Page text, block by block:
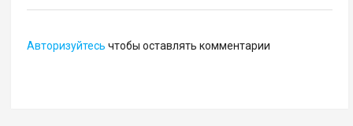
Авторизуйтесь чтобы оставлять комментарии